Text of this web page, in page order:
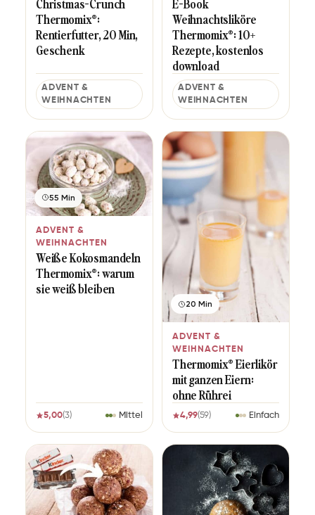
Christmas-Crunch
Thermomix®:
Rentierfutter, 20 Min,
Geschenk
ADVENT &
WEIHNACHTEN
E-Book
Weihnachtsliköre
Thermomix®: 10+
Rezepte, kostenlos
download
ADVENT &
WEIHNACHTEN
55 Min
ADVENT &
WEIHNACHTEN
Weiße Kokosmandeln
Thermomix®: warum
sie weiß bleiben
5,00(3) Mittel
20 Min
ADVENT &
WEIHNACHTEN
Thermomix® Eierlikör
mit ganzen Eiern:
ohne Rührei
4,99(59) Einfach